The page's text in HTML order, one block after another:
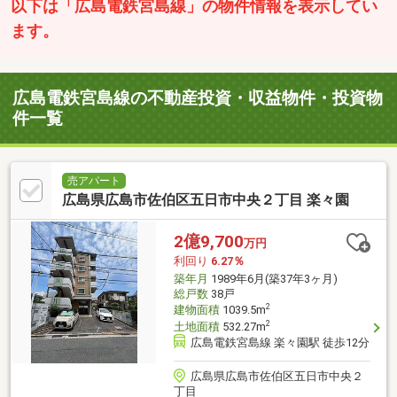
以下は「広島電鉄宮島線」の物件情報を表示してい
ます。
広島電鉄宮島線の不動産投資・収益物件・投資物
件一覧
売アパート
広島県広島市佐伯区五日市中央２丁目 楽々園
2億9,700万円
利回り 6.27％
築年月 1989年6月(築37年3ヶ月)
総戸数38戸
建物面積1039.5m2
土地面積532.27m2
広島電鉄宮島線 楽々園駅 徒歩12分
広島県広島市佐伯区五日市中央２
丁目